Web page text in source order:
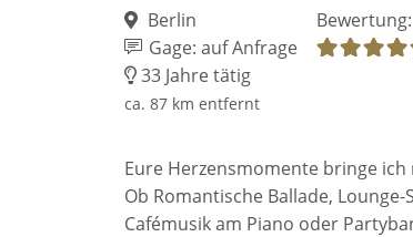
Berlin
Gage: auf Anfrage
33 Jahre tätig
ca. 87 km entfernt
Bewertung:
Eure Herzensmomente bringe
Ob Romantische Ballade,
Cafémusik am Piano oder